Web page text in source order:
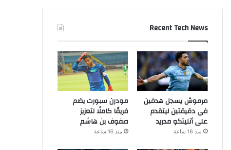
Recent Tech News
مرموش يسجل هدفين
في دقيقتين ليتقدم
على أتليتكو مدريد
منذ 16 ساعة
مودرن سبورت يضم
فريقًا كاملًا لتعزيز
صفوف بن هاشم
منذ 16 ساعة